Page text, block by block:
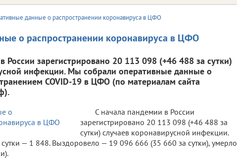
данные о распространении коронавируса в ЦФО
о распространении коронавируса в ЦФО
России зарегистрировано 20 113 098 (+46 488 за сутки)
инфекции. Мы собрали оперативные данные о
COVID-19 в ЦФО (по материалам сайта
С начала пандемии в России
зарегистрировано 20 113 098 (+46 488 за
сутки) случаев коронавирусной инфекции.
сутки — 1 848. Выздоровело — 19 096 666 (35 660 за сутки), умерло